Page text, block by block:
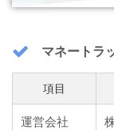
マネートラ
項目
運営会社